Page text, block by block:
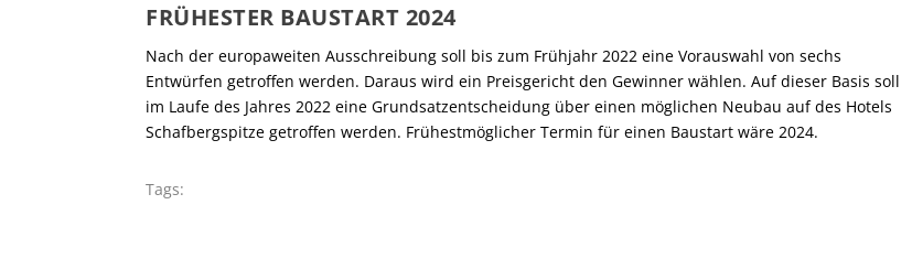
FRÜHESTER BAUSTART 2024
Nach der europaweiten Ausschreibung soll bis zum Frühjahr 2022 eine Vorauswahl von sechs
Entwürfen getroffen werden. Daraus wird ein Preisgericht den Gewinner wählen. Auf dieser Basis soll
im Laufe des Jahres 2022 eine Grundsatzentscheidung über einen möglichen Neubau auf des Hotels
Schafbergspitze getroffen werden. Frühestmöglicher Termin für einen Baustart wäre 2024.
Tags: